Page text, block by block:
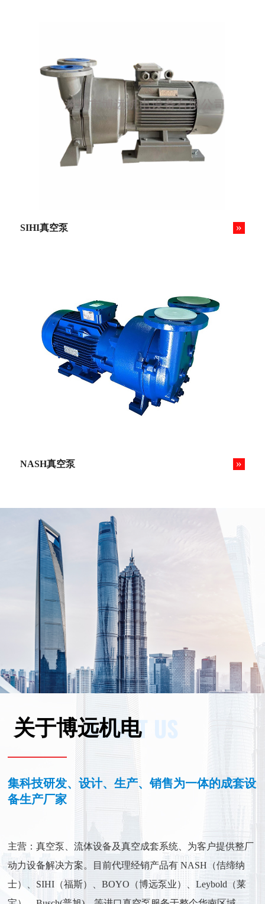
SIHI真空泵 »
NASH真空泵 »
关于博远机电
ABOUT US
集科技研发、设计、生产、销售为一体的成套设
备生产厂家
主营：真空泵、流体设备及真空成套系统、为客户提供整厂
动力设备解决方案。目前代理经销产品有 NASH（佶缔纳
士）、SIHI（福斯）、BOYO（博远泵业）、Leybold（莱